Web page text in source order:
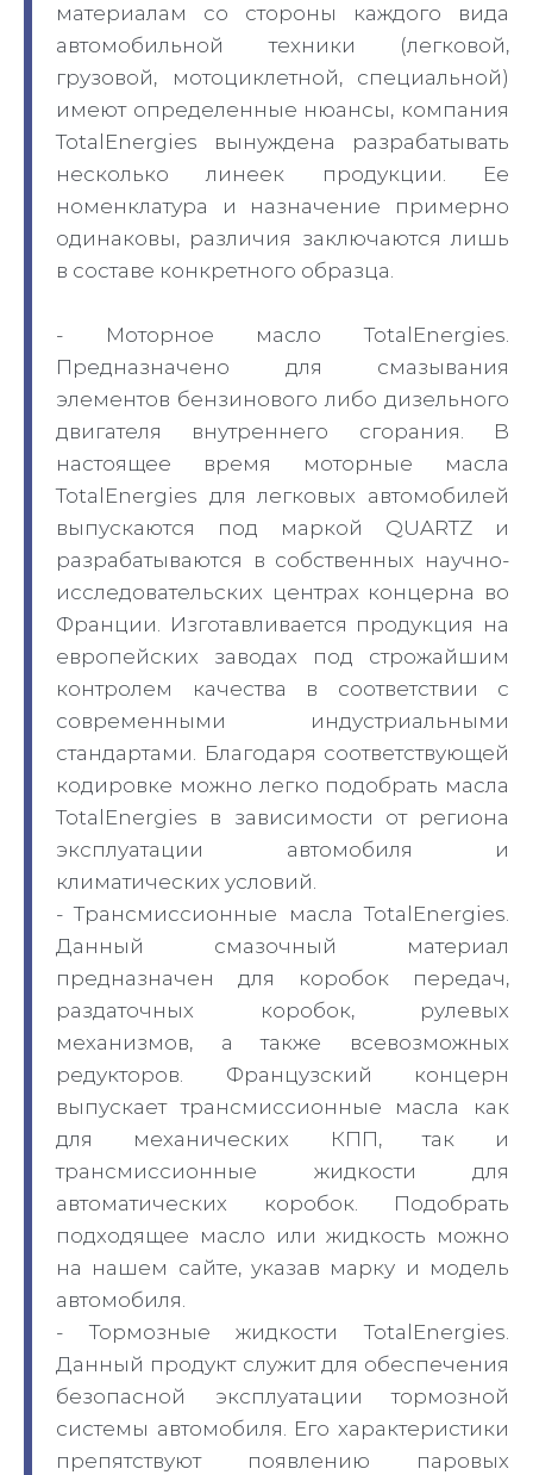
материалам со стороны каждого вида
автомобильной техники (легковой,
грузовой, мотоциклетной, специальной)
имеют определенные нюансы, компания
TotalEnergies вынуждена разрабатывать
несколько линеек продукции. Ее
номенклатура и назначение примерно
одинаковы, различия заключаются лишь
в составе конкретного образца.
- Моторное масло TotalEnergies.
Предназначено для смазывания
элементов бензинового либо дизельного
двигателя внутреннего сгорания. В
настоящее время моторные масла
TotalEnergies для легковых автомобилей
выпускаются под маркой QUARTZ и
разрабатываются в собственных научно-
исследовательских центрах концерна во
Франции. Изготавливается продукция на
европейских заводах под строжайшим
контролем качества в соответствии с
современными индустриальными
стандартами. Благодаря соответствующей
кодировке можно легко подобрать масла
TotalEnergies в зависимости от региона
эксплуатации автомобиля и
климатических условий.
- Трансмиссионные масла TotalEnergies.
Данный смазочный материал
предназначен для коробок передач,
раздаточных коробок, рулевых
механизмов, а также всевозможных
редукторов. Французский концерн
выпускает трансмиссионные масла как
для механических КПП, так и
трансмиссионные жидкости для
автоматических коробок. Подобрать
подходящее масло или жидкость можно
на нашем сайте, указав марку и модель
автомобиля.
- Тормозные жидкости TotalEnergies.
Данный продукт служит для обеспечения
безопасной эксплуатации тормозной
системы автомобиля. Его характеристики
препятствуют появлению паровых